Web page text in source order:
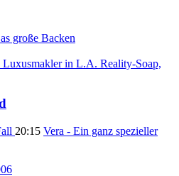
große Backen
in L.A. Reality-Soap,
20:15 Vera - Ein ganz spezieller